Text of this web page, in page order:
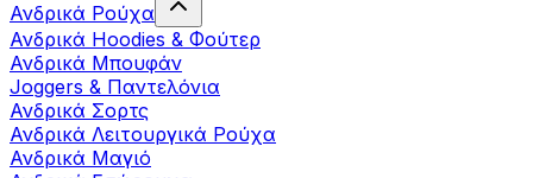
Ανδρικά Ρούχα
Ανδρικά Hoodies & Φούτερ
Ανδρικά Μπουφάν
Joggers & Παντελόνια
Ανδρικά Σορτς
Ανδρικά Λειτουργικά Ρούχα
Ανδρικά Μαγιό